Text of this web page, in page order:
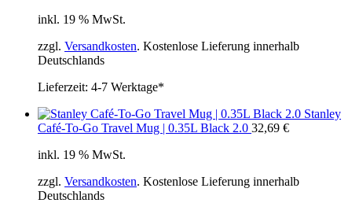
inkl. 19 % MwSt.
zzgl. Versandkosten. Kostenlose Lieferung innerhalb
Deutschlands
Lieferzeit: 4-7 Werktage*
Stanley
Café-To-Go Travel Mug | 0.35L Black 2.0 32,69 €
inkl. 19 % MwSt.
zzgl. Versandkosten. Kostenlose Lieferung innerhalb
Deutschlands